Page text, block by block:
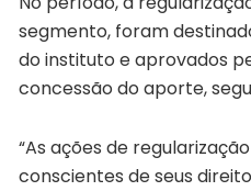
segmento, foram
do instituto e aprovados
concessão do aporte,
“As ações de
conscientes de seus